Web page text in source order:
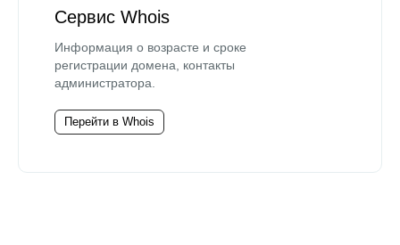
Сервис Whois
Информация о возрасте и сроке
регистрации домена, контакты
администратора.
Перейти в Whois